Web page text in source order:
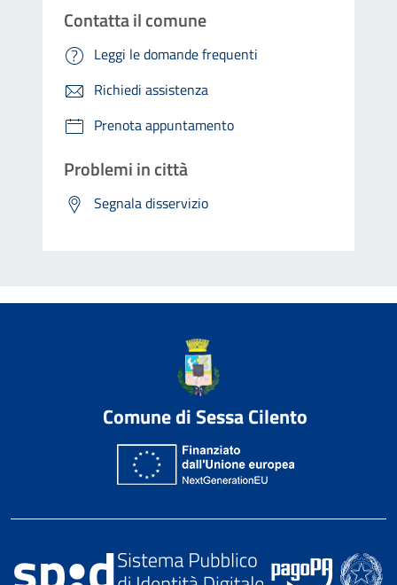
Contatta il comune
Leggi le domande frequenti
Richiedi assistenza
Prenota appuntamento
Problemi in città
Segnala disservizio
Comune di Sessa Cilento